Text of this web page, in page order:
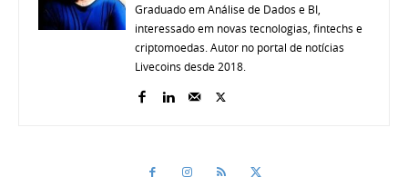
Graduado em Análise de Dados e BI,
interessado em novas tecnologias, fintechs e
criptomoedas. Autor no portal de notícias
Livecoins desde 2018.